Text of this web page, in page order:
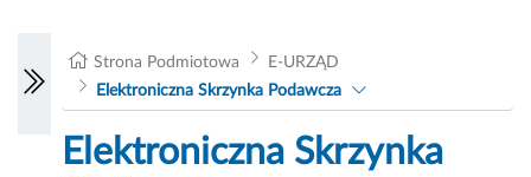
Strona Podmiotowa
E-URZĄD
Elektroniczna Skrzynka Podawcza
Elektroniczna Skrzynka